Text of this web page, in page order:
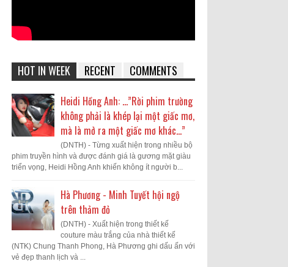
HOT IN WEEK RECENT COMMENTS
Heidi Hồng Anh: …”Rời phim trường
không phải là khép lại một giấc mơ,
mà là mở ra một giấc mơ khác...”
(DNTH) - Từng xuất hiện trong nhiều bộ
phim truyền hình và được đánh giá là gương mặt giàu
triển vọng, Heidi Hồng Anh khiến không ít người b...
Hà Phương - Minh Tuyết hội ngộ
trên thảm đỏ
(DNTH) - Xuất hiện trong thiết kế
couture màu trắng của nhà thiết kế
(NTK) Chung Thanh Phong, Hà Phương ghi dấu ấn với
vẻ đẹp thanh lịch và ...